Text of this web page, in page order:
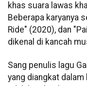
khas suara lawas
Beberapa karyanya
Ride" (2020), dan
dikenal di kancah
Sang penulis lagu
yang diangkat